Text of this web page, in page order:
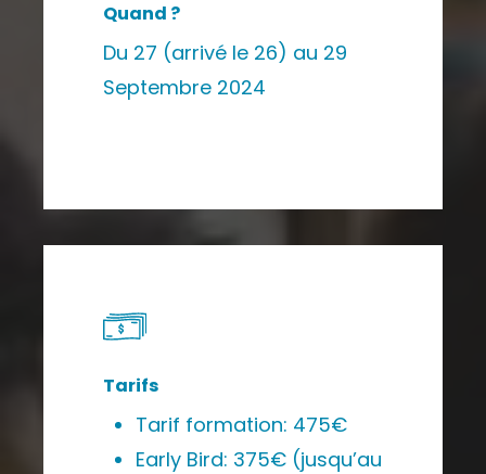
Quand ?
Du 27 (arrivé le 26) au 29
Septembre 2024
Tarifs
Tarif formation: 475€
Early Bird: 375€ (jusqu’au